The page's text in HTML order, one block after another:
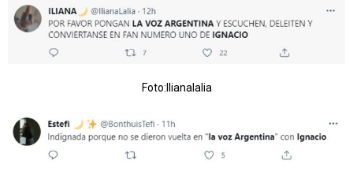
Foto:llianalalia